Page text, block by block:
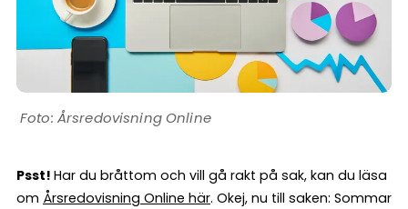
Årsredovisning Online
Psst! Har du bråttom och vill gå rakt på sak, kan du läsa
om Årsredovisning Online här. Okej, nu till saken: Sommar